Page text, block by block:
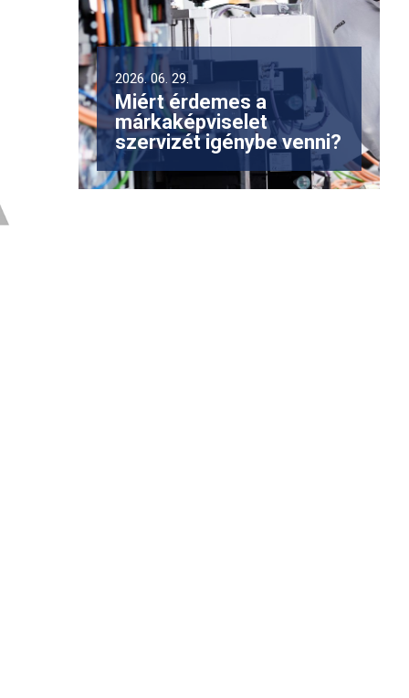
2026. 06. 29.
Miért érdemes a
márkaképviselet
szervizét igénybe venni?